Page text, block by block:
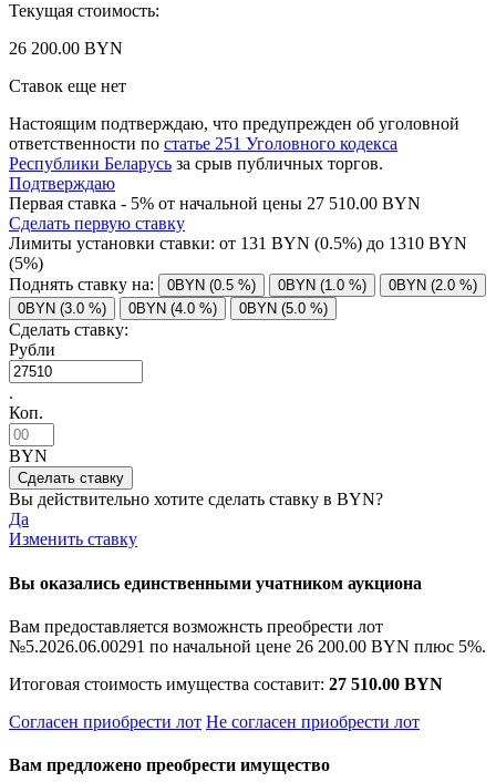
Текущая стоимость:
26 200.00 BYN
Ставок еще нет
Настоящим подтверждаю, что предупрежден об уголовной
ответственности по статье 251 Уголовного кодекса
Республики Беларусь за срыв публичных торгов.
Подтверждаю
Первая ставка - 5% от начальной цены 27 510.00 BYN
Сделать первую ставку
Лимиты установки ставки: от 131 BYN (0.5%) до 1310 BYN
(5%)
Поднять ставку на:
0BYN (0.5 %) 0BYN (1.0 %)
0BYN (2.0 %)
0BYN (3.0 %)
0BYN (4.0 %) 0BYN (5.0 %)
Сделать ставку:
Рубли
.
Коп.
BYN
Вы действительно хотите сделать ставку в BYN?
Да
Изменить ставку
Вы оказались единственными учатником аукциона
Вам предоставляется возможнсть преобрести лот
№5.2026.06.00291 по начальной цене 26 200.00 BYN плюс 5%.
Итоговая стоимость имущества составит: 27 510.00 BYN
Согласен приобрести лот Не согласен приобрести лот
Вам предложено преобрести имущество